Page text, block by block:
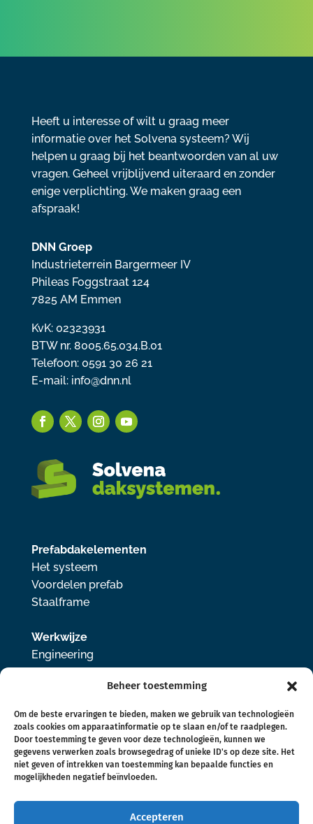
Beheer toestemming
Om de beste ervaringen te bieden, maken we gebruik van technologieën
zoals cookies om apparaatinformatie op te slaan en/of te raadplegen.
Door toestemming te geven voor deze technologieën, kunnen we
gegevens verwerken zoals browsegedrag of unieke ID's op deze site. Het
niet geven of intrekken van toestemming kan bepaalde functies en
mogelijkheden negatief beïnvloeden.
Accepteren
Heeft u interesse of wilt u graag meer
informatie over het Solvena systeem? Wij
helpen u graag bij het beantwoorden van al uw
vragen. Geheel vrijblijvend uiteraard en zonder
enige verplichting. We maken graag een
afspraak!
DNN Groep
Industrieterrein Bargermeer IV
Phileas Foggstraat 124
7825 AM Emmen
KvK: 02323931
BTW nr. 8005.65.034.B.01
Telefoon: 0591 30 26 21
E-mail: info@dnn.nl
Prefabdakelementen
Het systeem
Voordelen prefab
Staalframe
Werkwijze
Engineering
Samenwerken
Historie
De eerste
Aanleiding
Door en voor bouwers